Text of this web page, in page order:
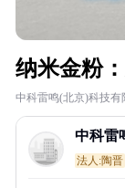
纳米金粉
中科雷鸣(北京)科技有
中科雷
法人:陶晋